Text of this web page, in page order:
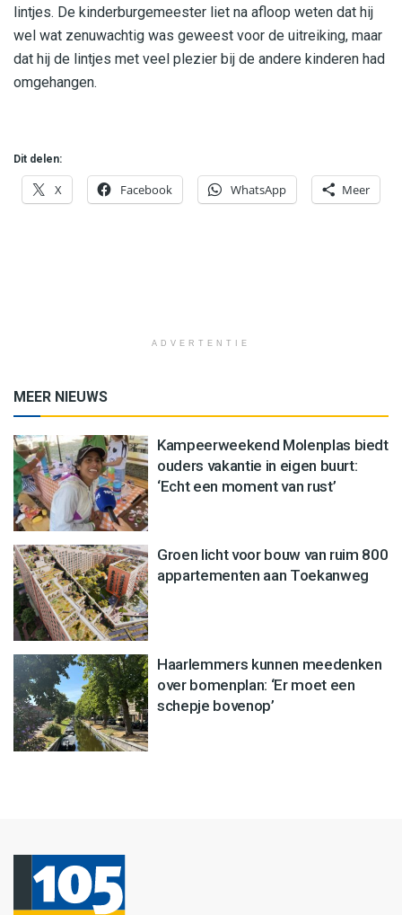
lintjes. De kinderburgemeester liet na afloop weten dat hij
wel wat zenuwachtig was geweest voor de uitreiking, maar
dat hij de lintjes met veel plezier bij de andere kinderen had
omgehangen.
Dit delen:
X Facebook WhatsApp Meer
ADVERTENTIE
MEER NIEUWS
Kampeerweekend Molenplas biedt
ouders vakantie in eigen buurt:
‘Echt een moment van rust’
Groen licht voor bouw van ruim 800
appartementen aan Toekanweg
Haarlemmers kunnen meedenken
over bomenplan: ‘Er moet een
schepje bovenop’